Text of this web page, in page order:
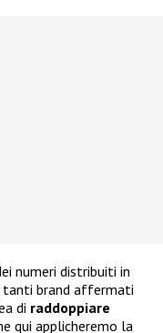
numeri distribuiti in
tanti brand affermati
di raddoppiare
qui applicheremo la